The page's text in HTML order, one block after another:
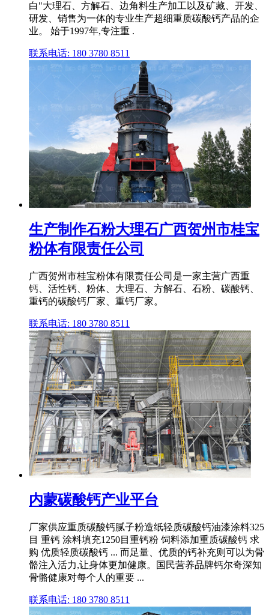
白"大理石、方解石、边角料生产加工以及矿藏、开发、
研发、销售为一体的专业生产超细重质碳酸钙产品的企
业。 始于1997年,专注重 .
联系电话: 180 3780 8511
生产制作石粉大理石广西贺州市桂宝
粉体有限责任公司
广西贺州市桂宝粉体有限责任公司是一家主营广西重
钙、活性钙、粉体、大理石、方解石、石粉、碳酸钙、
重钙的碳酸钙厂家、重钙厂家。
联系电话: 180 3780 8511
内蒙碳酸钙产业平台
厂家供应重质碳酸钙腻子粉造纸轻质碳酸钙油漆涂料325
目 重钙 涂料填充1250目重钙粉 饲料添加重质碳酸钙 求
购 优质轻质碳酸钙 ... 而足量、优质的钙补充则可以为骨
骼注入活力,让身体更加健康。国民营养品牌钙尔奇深知
骨骼健康对每个人的重要 ...
联系电话: 180 3780 8511